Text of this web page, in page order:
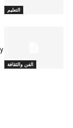
التعليم
الفن والثقافة